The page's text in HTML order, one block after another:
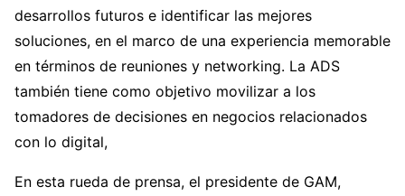
desarrollos futuros e identificar las mejores
soluciones, en el marco de una experiencia memorable
en términos de reuniones y networking. La ADS
también tiene como objetivo movilizar a los
tomadores de decisiones en negocios relacionados
con lo digital,
En esta rueda de prensa, el presidente de GAM,